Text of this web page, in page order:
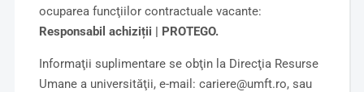
ocuparea funcţiilor contractuale vacante:
Responsabil achiziții | PROTEGO.
Informaţii suplimentare se obţin la Direcţia Resurse
Umane a universităţii, e-mail: cariere@umft.ro, sau